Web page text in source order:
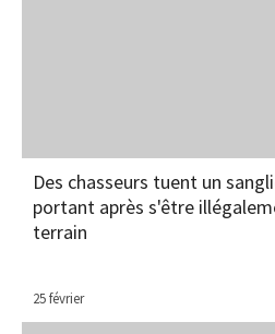
Des chasseurs tuent un
portant après s'être
terrain
25 février